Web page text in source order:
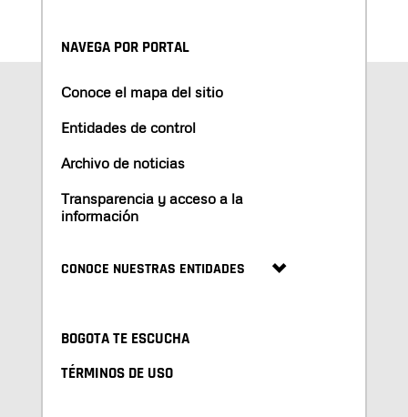
NAVEGA POR PORTAL
Conoce el mapa del sitio
Entidades de control
Archivo de noticias
Transparencia y acceso a la
información
CONOCE NUESTRAS ENTIDADES
BOGOTA TE ESCUCHA
TÉRMINOS DE USO